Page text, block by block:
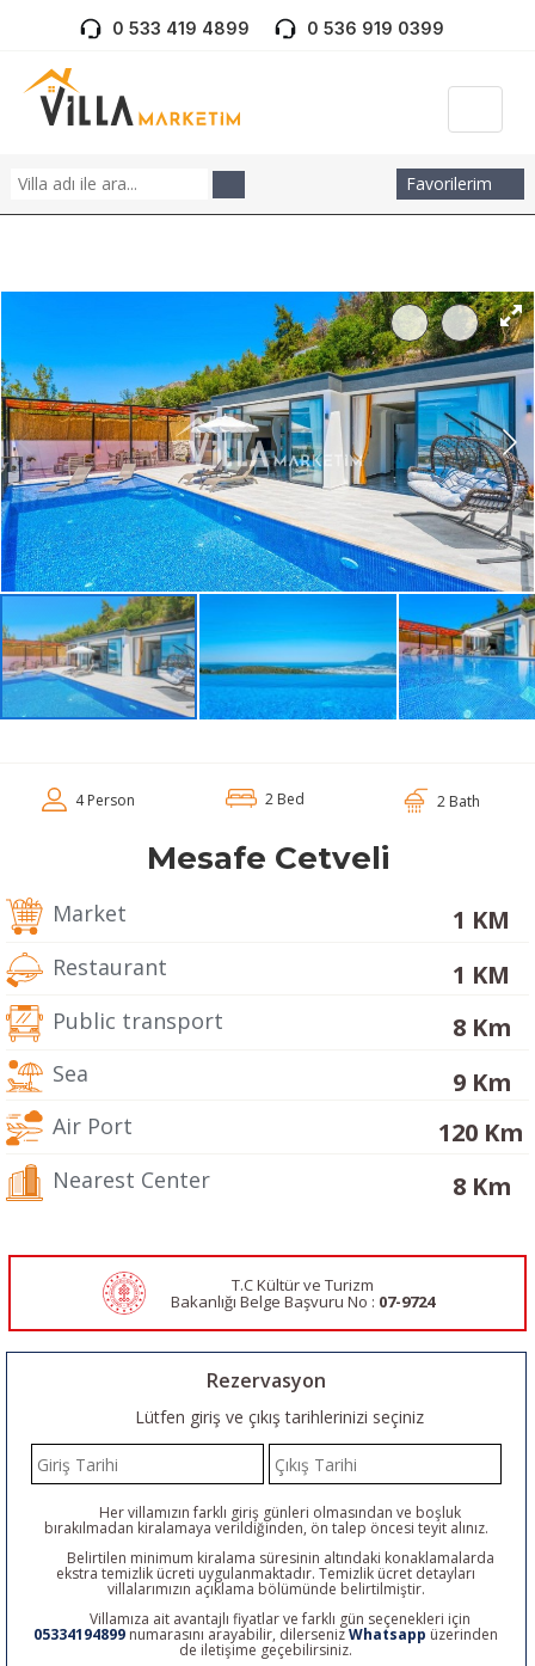
0 533 419 4899 0 536 919 0399
Favorilerim
4 Person 2 Bed 2 Bath
Mesafe Cetveli
Market 1 KM
Restaurant 1 KM
Public transport 8 Km
Sea 9 Km
Air Port 120 Km
Nearest Center 8 Km
T.C Kültür ve Turizm
Bakanlığı Belge Başvuru No : 07-9724
Rezervasyon
Lütfen giriş ve çıkış tarihlerinizi seçiniz
Her villamızın farklı giriş günleri olmasından ve boşluk
bırakılmadan kiralamaya verildiğinden, ön talep öncesi teyit alınız.
Belirtilen minimum kiralama süresinin altındaki konaklamalarda
ekstra temizlik ücreti uygulanmaktadır. Temizlik ücret detayları
villalarımızın açıklama bölümünde belirtilmiştir.
Villamıza ait avantajlı fiyatlar ve farklı gün seçenekleri için
05334194899 numarasını arayabilir, dilersenizWhatsapp üzerinden
de iletişime geçebilirsiniz.